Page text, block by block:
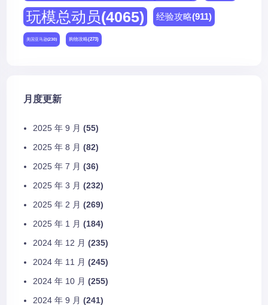
玩模总动员(4065) 经验攻略(911)
美国亚马逊(230) 购物攻略(273)
月度更新
2025 年 9 月 (55)
2025 年 8 月 (82)
2025 年 7 月 (36)
2025 年 3 月 (232)
2025 年 2 月 (269)
2025 年 1 月 (184)
2024 年 12 月 (235)
2024 年 11 月 (245)
2024 年 10 月 (255)
2024 年 9 月 (241)